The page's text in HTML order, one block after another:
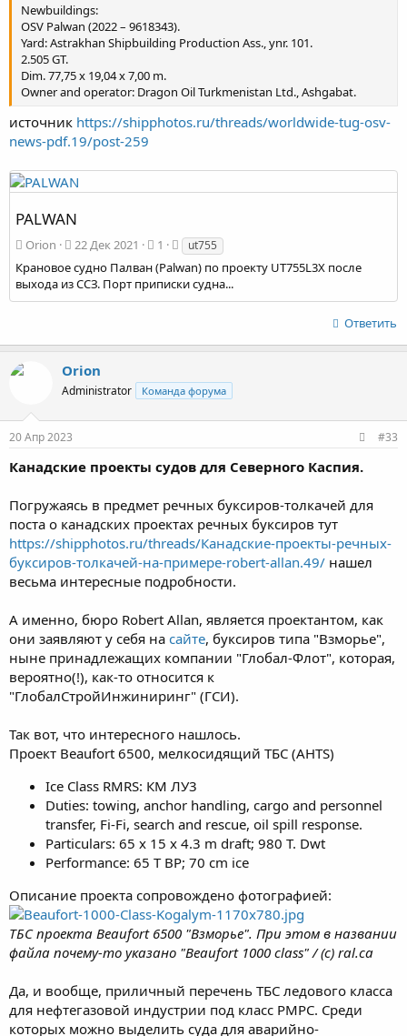
Newbuildings:
OSV Palwan (2022 – 9618343).
Yard: Astrakhan Shipbuilding Production Ass., ynr. 101.
2.505 GT.
Dim. 77,75 x 19,04 x 7,00 m.
Owner and operator: Dragon Oil Turkmenistan Ltd., Ashgabat.
источник https://shipphotos.ru/threads/worldwide-tug-osv-
news-pdf.19/post-259
PALWAN
Orion 22 Дек 2021 1 ut755
Крановое судно Палван (Palwan) по проекту UT755L3X после
выхода из ССЗ. Порт приписки судна...
Ответить
Orion
Administrator Команда форума
20 Апр 2023 #33
Канадские проекты судов для Северного Каспия.
Погружаясь в предмет речных буксиров-толкачей для
поста о канадских проектах речных буксиров тут
https://shipphotos.ru/threads/Канадские-проекты-речных-
буксиров-толкачей-на-примере-robert-allan.49/ нашел
весьма интересные подробности.
А именно, бюро Robert Allan, является проектантом, как
они заявляют у себя на сайте, буксиров типа "Взморье",
ныне принадлежащих компании "Глобал-Флот", которая,
вероятно(!), как-то относится к
"ГлобалСтройИнжиниринг" (ГСИ).
Так вот, что интересного нашлось.
Проект Beaufort 6500, мелкосидящий ТБС (AHTS)
Ice Class RMRS: КМ ЛУ3
Duties: towing, anchor handling, cargo and personnel
transfer, Fi-Fi, search and rescue, oil spill response.
Particulars: 65 x 15 x 4.3 m draft; 980 T. Dwt
Performance: 65 T BP; 70 cm ice
Описание проекта сопровождено фотографией:
ТБС проекта Beaufort 6500 "Взморье". При этом в названии
файла почему-то указано "Beaufort 1000 class" / (с) ral.ca
Да, и вообще, приличный перечень ТБС ледового класса
для нефтегазовой индустрии под класс РМРС. Среди
которых можно выделить суда для аварийно-